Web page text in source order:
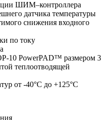
ШИМ–контроллера
датчика температуры
снижения входного
по току
10 PowerPAD™ размером 3
теплоотводящей
от -40°C до +125°C